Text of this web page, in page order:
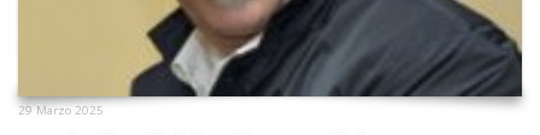
29 Marzo 2025